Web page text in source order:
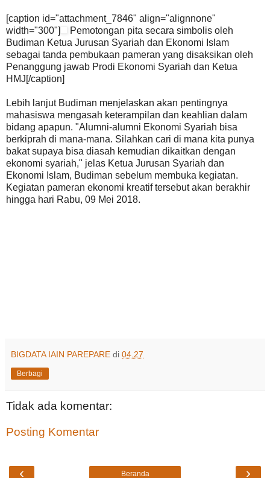
[caption id="attachment_7846" align="alignnone"
width="300"]
Pemotongan pita secara simbolis oleh
Budiman Ketua Jurusan Syariah dan Ekonomi Islam
sebagai tanda pembukaan pameran yang disaksikan oleh
Penanggung jawab Prodi Ekonomi Syariah dan Ketua
HMJ[/caption]
Lebih lanjut Budiman menjelaskan akan pentingnya
mahasiswa mengasah keterampilan dan keahlian dalam
bidang apapun. "Alumni-alumni Ekonomi Syariah bisa
berkiprah di mana-mana. Silahkan cari di mana kita punya
bakat supaya bisa diasah kemudian dikaitkan dengan
ekonomi syariah," jelas Ketua Jurusan Syariah dan
Ekonomi Islam, Budiman sebelum membuka kegiatan.
Kegiatan pameran ekonomi kreatif tersebut akan berakhir
hingga hari Rabu, 09 Mei 2018.
BIGDATA IAIN PAREPARE di 04.27
Berbagi
Tidak ada komentar:
Posting Komentar
‹ ›
Beranda